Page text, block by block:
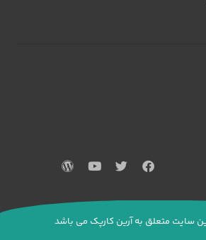
سایت متعلق به آرین کارپک می باشد